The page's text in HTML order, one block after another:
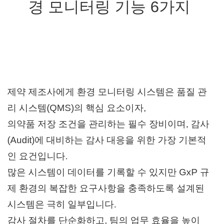
기
전
문
경 모니터링 기능 6가지
제약 제조사에게 환경 모니터링 시스템은 품질 관
리 시스템(QMS)의 핵심 요소이자,
의약품 저장 조건을 관리하는 필수 장비이며, 감사
(Audit)에 대비하는 감사 대응을 위한 가장 기본적
인 요건입니다.
많은 시스템이 데이터를 기록할 수 있지만 GxP 규
제 환경의 복잡한 요구사항을 충족하도록 설계된
시스템은 극히 일부입니다.
감사 절차를 단순화하고, 팀의 업무 효율을 높이